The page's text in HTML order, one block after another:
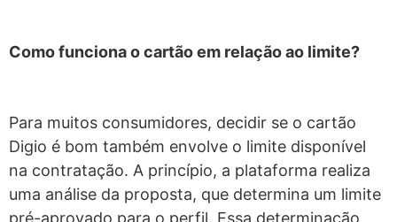
Como funciona o cartão em relação ao limite?
Para muitos consumidores, decidir se o cartão
Digio é bom também envolve o limite disponível
na contratação. A princípio, a plataforma realiza
uma análise da proposta, que determina um limite
pré-aprovado para o perfil. Essa determinação